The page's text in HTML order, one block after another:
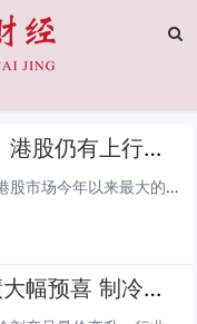
南向资金与上市公司回购给力 港股仍有上行空间
南向资金持续大幅加仓港股市场，是港股市场今年以来最大的增量资金来源。Wind数据显示，截至11月4日，今年以来南向资金累计净流入超1.27万亿港元，创年度净流入额历史新高。截至11月3日，今年以来港股上市公司合计回购金额超1460亿港元...
多家氟化工龙头前三季度业绩大幅预喜 制冷剂高景气度年内有望延续